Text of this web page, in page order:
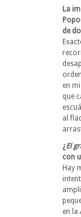
La
de
en
que
al
¿El
con
Hay
en la